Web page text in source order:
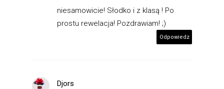
niesamowicie! Słodko i z klasą ! Po
prostu rewelacja! Pozdrawiam! ;)
Odpowiedz
Djors